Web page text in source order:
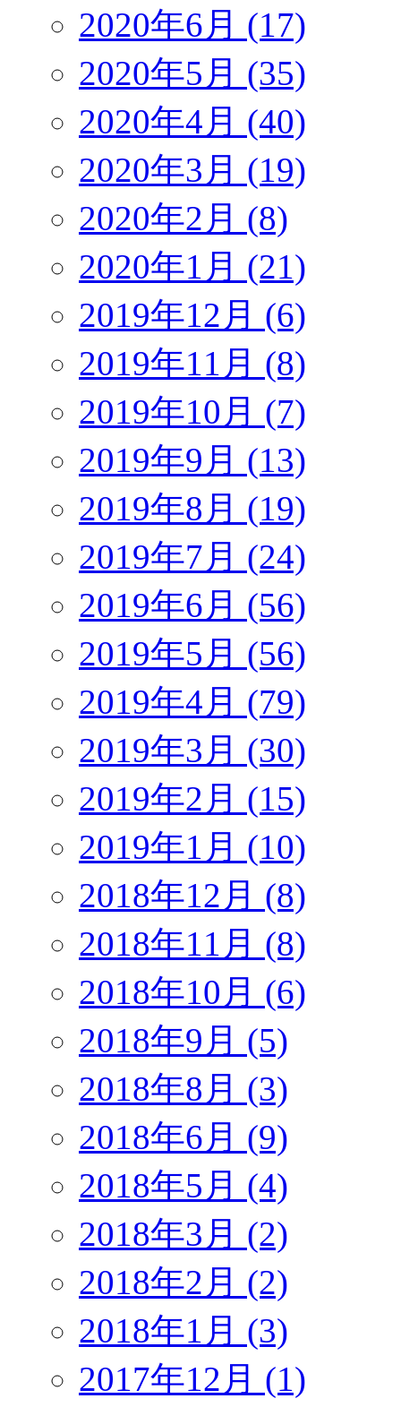
2020年6月 (17)
2020年5月 (35)
2020年4月 (40)
2020年3月 (19)
2020年2月 (8)
2020年1月 (21)
2019年12月 (6)
2019年11月 (8)
2019年10月 (7)
2019年9月 (13)
2019年8月 (19)
2019年7月 (24)
2019年6月 (56)
2019年5月 (56)
2019年4月 (79)
2019年3月 (30)
2019年2月 (15)
2019年1月 (10)
2018年12月 (8)
2018年11月 (8)
2018年10月 (6)
2018年9月 (5)
2018年8月 (3)
2018年6月 (9)
2018年5月 (4)
2018年3月 (2)
2018年2月 (2)
2018年1月 (3)
2017年12月 (1)